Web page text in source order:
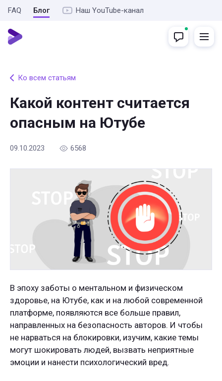
FAQ Блог Наш YouTube-канал
Ко всем статьям
Какой контент считается
опасным на Ютубе
09.10.2023 6568
В эпоху заботы о ментальном и физическом
здоровье, на Ютубе, как и на любой современной
платформе, появляются все больше правил,
направленных на безопасность авторов. И чтобы
не нарваться на блокировки, изучим, какие темы
могут шокировать людей, вызвать неприятные
эмоции и нанести психологический вред.